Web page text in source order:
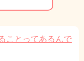
ことってあるんで